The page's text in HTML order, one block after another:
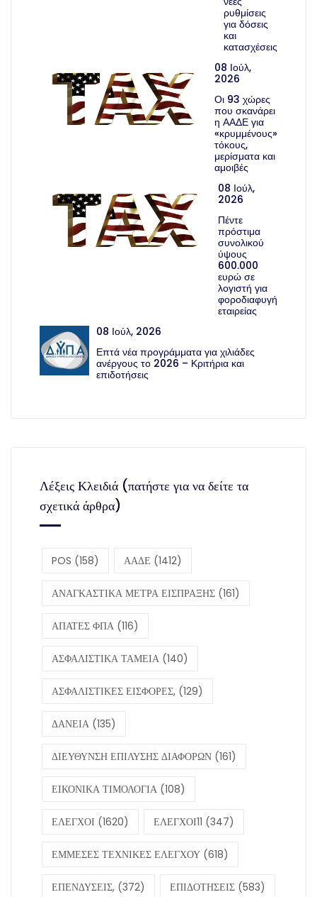
ρυθμίσεις
για δόσεις
και
κατασχέσεις
08 Ιούλ,
2026
Οι 93 χώρες
που σκανάρει
η ΑΑΔΕ για
«κρυμμένους»
τόκους,
μερίσματα και
αμοιβές
08 Ιούλ,
2026
Πέντε
πρόστιμα
συνολικού
ύψους
600.000
ευρώ σε
λογιστή για
φοροδιαφυγή
εταιρείας
08 Ιούλ, 2026
Επτά νέα προγράμματα για χιλιάδες
ανέργους το 2026 – Κριτήρια και
επιδοτήσεις
Λέξεις Κλειδιά (πατήστε για να δείτε τα
σχετικά άρθρα)
POS (158) ΑΑΔΕ (1412)
ΑΝΑΓΚΑΣΤΙΚΑ ΜΕΤΡΑ ΕΙΣΠΡΑΞΗΣ (161)
ΑΠΑΤΕΣ ΦΠΑ (116)
ΑΣΦΑΛΙΣΤΙΚΑ ΤΑΜΕΙΑ (140)
ΑΣΦΑΛΙΣΤΙΚΕΣ ΕΙΣΦΟΡΕΣ, (129)
ΔΑΝΕΙΑ (135)
ΔΙΕΥΘΥΝΣΗ ΕΠΙΛΥΣΗΣ ΔΙΑΦΟΡΩΝ (161)
ΕΙΚΟΝΙΚΑ ΤΙΜΟΛΟΓΙΑ (108)
ΕΛΕΓΧΟΙ (1620) ΕΛΕΓΧΟΙ11 (347)
ΕΜΜΕΣΕΣ ΤΕΧΝΙΚΕΣ ΕΛΕΓΧΟΥ (618)
ΕΠΕΝΔΥΣΕΙΣ, (372) ΕΠΙΔΟΤΗΣΕΙΣ (583)